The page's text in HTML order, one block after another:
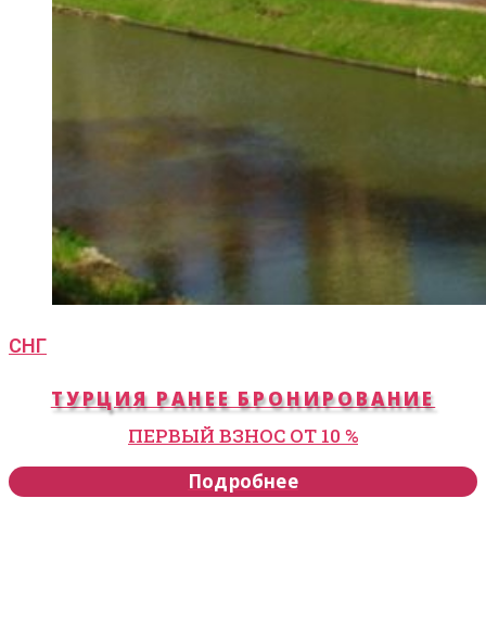
СНГ
ТУРЦИЯ РАНЕЕ БРОНИРОВАНИЕ
ПЕРВЫЙ ВЗНОС ОТ 10 %
Подробнее